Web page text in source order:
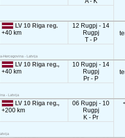
LV 10 Riga reg.
+40 km
12 Rugpj - 14
Rugpj
T - P
Hercegovina - Latvija
LV 10 Riga reg.,
+40 km
10 Rugpj - 14
Rugpj
Pr - P
- Latvija
LV 10 Riga reg.,
+200 km
06 Rugpj - 10
Rugpj
K - Pr